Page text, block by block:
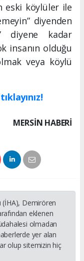
eski köylüler ile
diyenden
diyene kadar
insanın olduğu
veya köylü
tıklayınız!
MERSIN HABERİ
(İHA), Demirören
eklenen
olmadan
yer alan
olup sitemizin hiç